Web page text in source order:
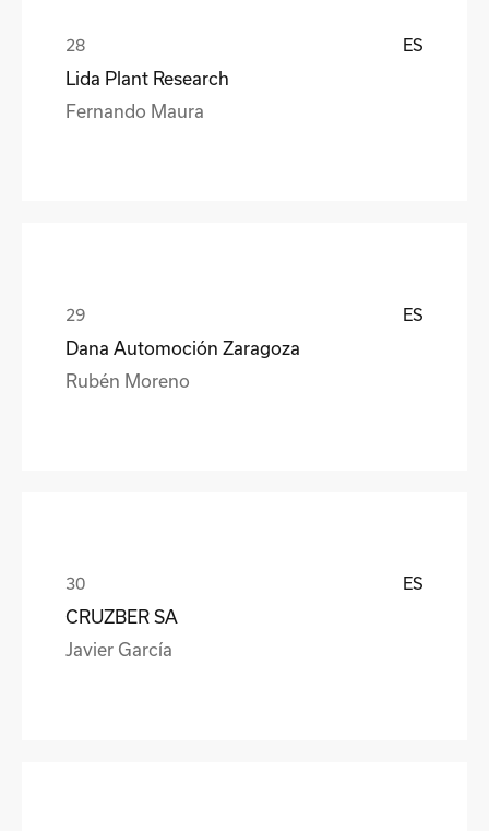
ES
Lida Plant Research
Fernando Maura
ES
Dana Automoción Zaragoza
Rubén Moreno
ES
CRUZBER SA
Javier García